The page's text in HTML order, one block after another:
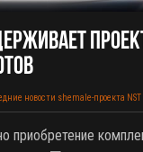
новости shemale-проекта NST
приобретение